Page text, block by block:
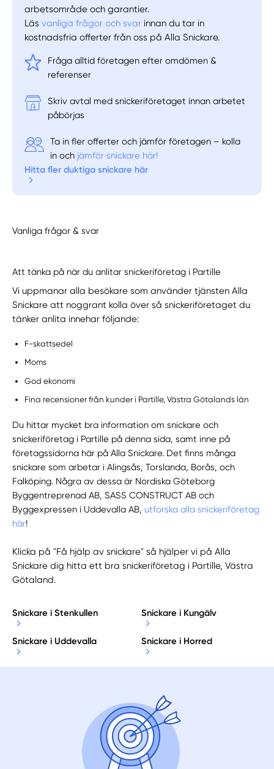
arbetsområde och garantier.
Läsvanliga frågor och svar innan du tar in
kostnadsfria offerter från oss på Alla Snickare.
Fråga alltid företagen efter omdömen &
referenser
Skriv avtal med snickeriföretaget innan arbetet
påbörjas
Ta in fler offerter och jämför företagen – kolla
in och jämför snickare här!
Hitta fler duktiga snickare här
Vanliga frågor & svar
Att tänka på när du anlitar snickeriföretag i Partille
Vi uppmanar alla besökare som använder tjänsten Alla
Snickare att noggrant kolla över så snickeriföretaget du
tänker anlita innehar följande:
F-skattsedel
Moms
God ekonomi
Fina recensioner från kunder i Partille, Västra Götalands län
Du hittar mycket bra information om snickare och
snickeriföretag i Partille på denna sida, samt inne på
företagssidorna här på Alla Snickare. Det finns många
snickare som arbetar i Alingsås, Torslanda, Borås, och
Falköping. Några av dessa är Nordiska Göteborg
Byggentreprenad AB, SASS CONSTRUCT AB och
Byggexpressen i Uddevalla AB,utforska alla snickeriföretag
här!
Klicka på "Få hjälp av snickare" så hjälper vi på Alla
Snickare dig hitta ett bra snickeriföretag i Partille, Västra
Götaland.
Snickare i Stenkullen Snickare i Kungälv
Snickare i Uddevalla Snickare i Horred